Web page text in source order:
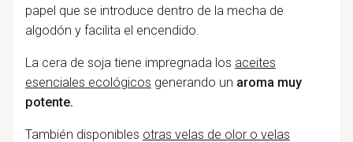
papel que se introduce dentro de la mecha de
algodón y facilita el encendido.
La cera de soja tiene impregnada los aceites
esenciales ecológicos generando un aroma muy
potente.
También disponibles otras velas de olor o velas